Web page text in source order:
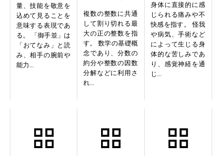
量、技能を敬意を
込めて見ることを
意味する表現であ
る。 「御手並」は
「おてなみ」と読
み、相手の腕前や
能力...
複数の整数に共通
して割り切れる最
大の正の整数を指
す。 数学の基礎概
念であり、分数の
約分や整数の因数
分解などに利用さ
れ...
身体に直接的に感
じられる痛みや不
快感を指す。 怪我
や病気、手術など
によって生じる身
体的な苦しみであ
り、感覚神経を通
じ...